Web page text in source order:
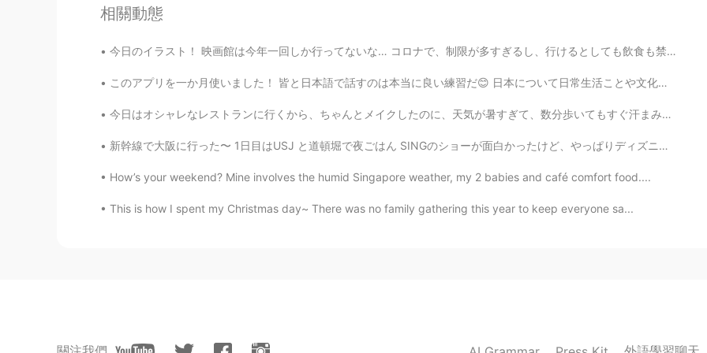
JP EN KR CN
ぜひ紹介してください！
るる Lulu 2021.01.06 08:30
JP EN
hiro 2021.01.06 08:29
fabulous
相關動態
今日のイラスト！ 映画館は今年一回しか行ってないな… コロナで、制限が多すぎるし、行けるとしても飲食も禁止だよ😔 いつ日本に行けるのかな…やらなきゃいけないことがたくさんあるから、本当に焦ってる...
このアプリを一か月使いました！ 皆と日本語で話すのは本当に良い練習だ😊 日本について日常生活ことや文化を勉強になりました！ 私にとって、日本語はちょっと難しいですけど、ちゃんと勉強しなくては...
今日はオシャレなレストランに行くから、ちゃんとメイクしたのに、天気が暑すぎて、数分歩いてもすぐ汗まみれになってしまった… 特にマスクをしないといけないから、もっと汗をかいたね… 料理は美味しかっ...
新幹線で大阪に行った〜 1日目はUSJ と道頓堀で夜ごはん SINGのショーが面白かったけど、やっぱりディズニーのほうが好き😞入場料、食事、記念品のメダルまで、ディズニーより高くて、少しビックリ...
How’s your weekend? Mine involves the humid Singapore weather, my 2 babies and café comfort food....
This is how I spent my Christmas day~ There was no family gathering this year to keep everyone sa...